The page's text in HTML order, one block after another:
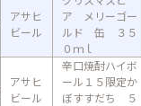
アサヒ
ビール
ア メリーゴー
ルド 缶 ３５
０ｍｌ
アサヒ
ビール
辛口焼酎ハイボ
ール１５限定か
ぼすすだち ５